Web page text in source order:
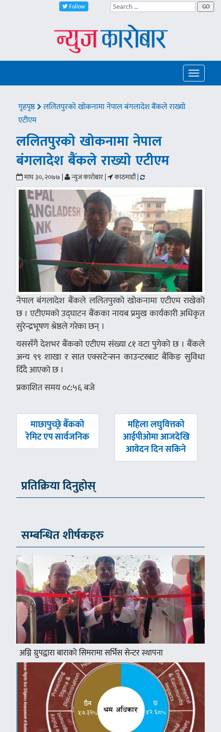
Follow GO
Toggle
गृहपृष्ठ
ललितपुरको खोकनामा नेपाल बंगलादेश बैंकले राख्यो
एटीएम
ललितपुरको खोकनामा नेपाल
बंगलादेश बैंकले राख्यो एटीएम
माघ ३०, २०७७ | न्युज कारोबार | काठमाडौं |
नेपाल बंगलादेश बैंकले ललितपुरको खोकनामा एटीएम राखेको
छ । एटीएमको उद्घाटन बैंकका नायब प्रमुख कार्यकारी अधिकृत
सुरेन्द्रभूषण श्रेष्ठले गरेका छन् ।
यससँगै देशभर बैंकको एटीएम संख्या ८१ वटा पुगेको छ । बैंकले
अन्य ९९ शाखा र सात एक्सटेन्सन काउन्टरबाट बैंकिङ सुविधा
दिँदै आएको छ ।
प्रकाशित समय ०८:५६ बजे
पछिल्लाे
-
माछापुच्छ्रे बैँकको
रेमिट एप सार्वजनिक
अघिल्लाे
-
महिला लघुवित्तको
आईपीओमा आजदेखि
आवेदन दिन सकिने
प्रतिक्रिया दिनुहोस्
सम्बन्धित शीर्षकहरु
अग्नि ग्रुपद्वारा बाराको सिमरामा सर्भिस सेन्टर स्थापना